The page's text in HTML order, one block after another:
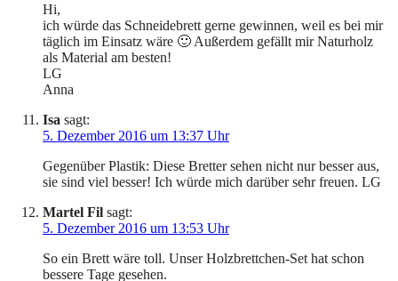
Hi,
ich würde das Schneidebrett gerne gewinnen, weil es bei mir
täglich im Einsatz wäre 🙂 Außerdem gefällt mir Naturholz
als Material am besten!
LG
Anna
Isa sagt:
5. Dezember 2016 um 13:37 Uhr
Gegenüber Plastik: Diese Bretter sehen nicht nur besser aus,
sie sind viel besser! Ich würde mich darüber sehr freuen. LG
Martel Fil sagt:
5. Dezember 2016 um 13:53 Uhr
So ein Brett wäre toll. Unser Holzbrettchen-Set hat schon
bessere Tage gesehen.